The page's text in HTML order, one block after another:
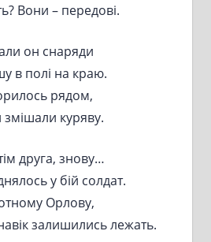
Вони – передові.
он снаряди
в полі на краю.
рядом,
куряву.
друга, знову…
у бій солдат.
Орлову,
залишились лежать.